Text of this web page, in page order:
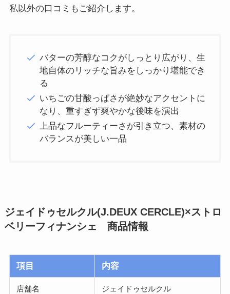
私以外の口コミもご紹介します。
バターの芳醇なコクがしっとり広がり、生
地自体のリッチな旨みをしっかり堪能でき
る
いちごの甘酸っぱさが絶妙なアクセントに
なり、重すぎず爽やかな後味を演出
上品なフルーティーさが引き立つ、素材の
バランスが美しい一品
ジェイドゥセルクル(J.DEUX CERCLE)×ストロ
ベリーフィナンシェ 商品情報
項目 内容
店舗名 ジェイドゥセルクル